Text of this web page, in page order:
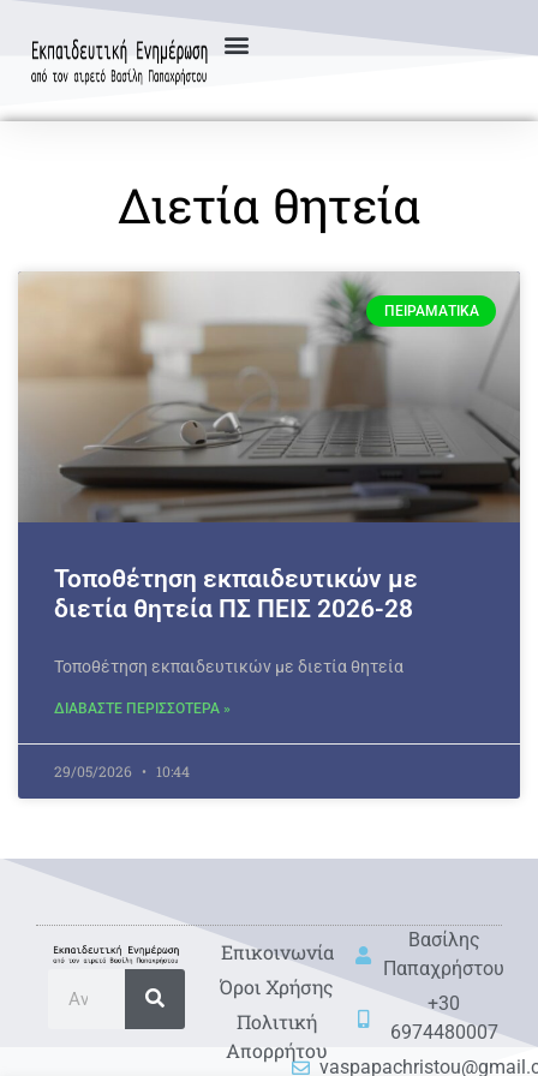
Διετία θητεία
ΠΕΙΡΑΜΑΤΙΚΆ
Τοποθέτηση εκπαιδευτικών με
διετία θητεία ΠΣ ΠΕΙΣ 2026-28
Τοποθέτηση εκπαιδευτικών με διετία θητεία
ΔΙΑΒΑΣΤΕ ΠΕΡΙΣΣΟΤΕΡΑ »
29/05/2026 10:44
Eπικοινωνία
Όροι Χρήσης
Πολιτική
Απορρήτου
Βασίλης
Παπαχρήστου
+30
6974480007